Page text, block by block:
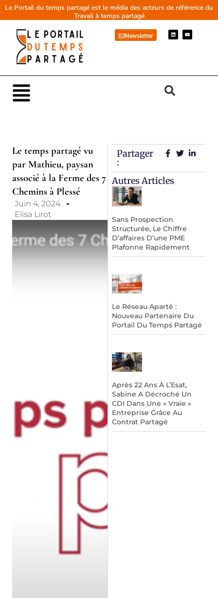
AllerLe Portail du temps partagé est le média des acteurs de référence du
Travail à temps partagé
Newsletter
L
i
n
Y
o
u
Main
Menu
Le temps partagé vu
par Mathieu, paysan
associé à la Ferme des 7
Chemins à Plessé
Juin 4, 2024
Elisa Lirot
Partager
:
Autres Articles
Sans Prospection
Structurée, Le Chiffre
D’affaires D’une PME
Plafonne Rapidement
Le Réseau Aparté :
Nouveau Partenaire Du
Portail Du Temps Partagé
Après 22 Ans À L’Esat,
Sabine A Décroché Un
CDI Dans Une « Vraie »
Entreprise Grâce Au
Contrat Partagé